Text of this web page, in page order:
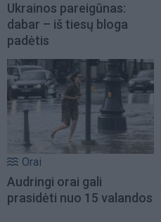
Ukrainos pareigūnas:
dabar – iš tiesų bloga
padėtis
Orai
Audringi orai gali
prasidėti nuo 15 valandos